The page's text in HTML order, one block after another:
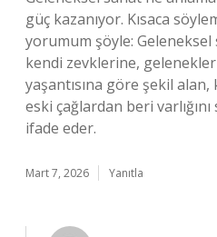
güç kazanıyor. Kısaca
yorumum şöyle:
kendi zevklerine,
yaşantısına göre şekil
eski çağlardan beri
ifade eder.
Mart 7, 2026 Yanıtla